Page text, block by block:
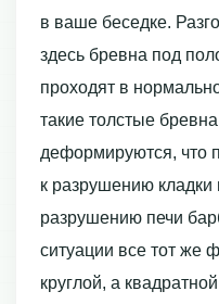
в ваше беседке.
здесь бревна под
проходят в
такие толстые
деформируются, что
к разрушению
разрушению печи
ситуации все тот же
круглой, а